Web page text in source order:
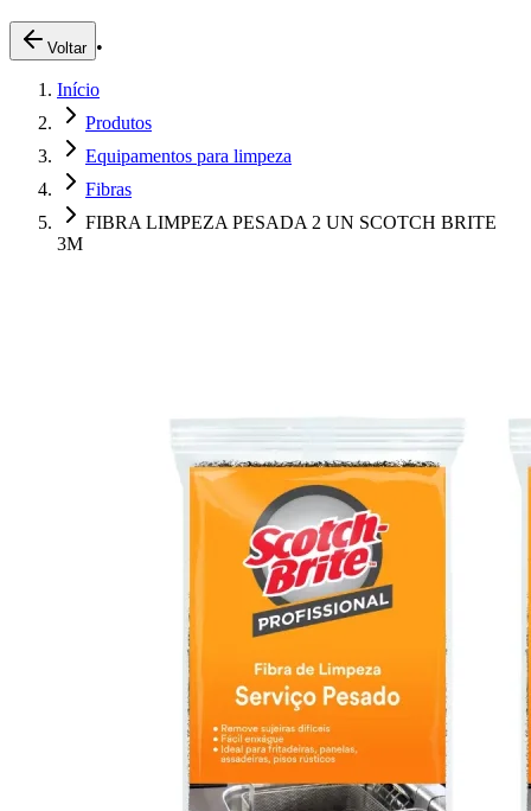
Pedidos Online
Trabalhe Conosco
Voltar •
Início
Produtos
Equipamentos para limpeza
Fibras
FIBRA LIMPEZA PESADA 2 UN SCOTCH BRITE
3M